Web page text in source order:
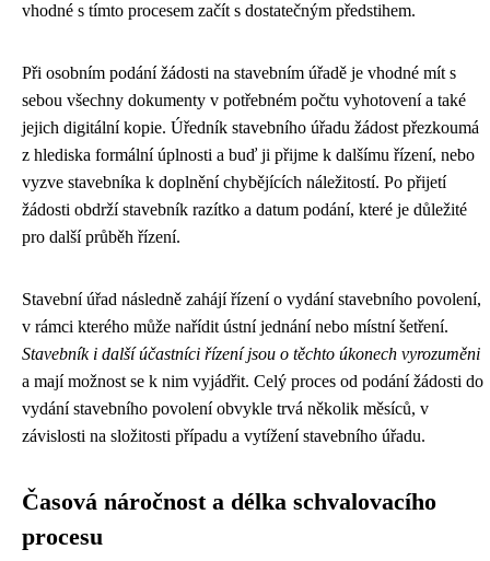
vhodné s tímto procesem začít s dostatečným předstihem.
Při osobním podání žádosti na stavebním úřadě je vhodné mít s
sebou všechny dokumenty v potřebném počtu vyhotovení a také
jejich digitální kopie. Úředník stavebního úřadu žádost přezkoumá
z hlediska formální úplnosti a buď ji přijme k dalšímu řízení, nebo
vyzve stavebníka k doplnění chybějících náležitostí. Po přijetí
žádosti obdrží stavebník razítko a datum podání, které je důležité
pro další průběh řízení.
Stavební úřad následně zahájí řízení o vydání stavebního povolení,
v rámci kterého může nařídit ústní jednání nebo místní šetření.
Stavebník i další účastníci řízení jsou o těchto úkonech vyrozuměni
a mají možnost se k nim vyjádřit. Celý proces od podání žádosti do
vydání stavebního povolení obvykle trvá několik měsíců, v
závislosti na složitosti případu a vytížení stavebního úřadu.
Časová náročnost a délka schvalovacího
procesu